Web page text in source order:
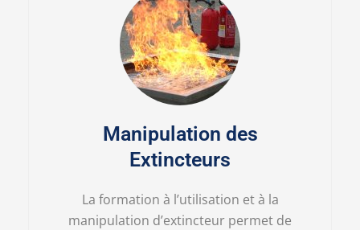
Manipulation des
Extincteurs
La formation à l’utilisation et à la
manipulation d’extincteur permet de